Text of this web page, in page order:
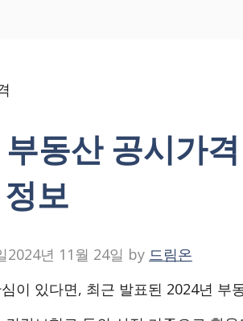
동산 공시가
보
2024년 11월 24일 by 드림온
이 있다면, 최근 발표된 2024년 부